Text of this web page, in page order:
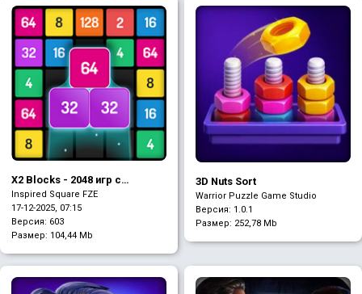
X2 Blocks - 2048 игр с
числами
Inspired Square FZE
17-12-2025, 07:15
Версия: 603
Размер: 104,44 Mb
3D Nuts Sort
Warrior Puzzle Game Studio
Версия: 1.0.1
Размер: 252,78 Mb